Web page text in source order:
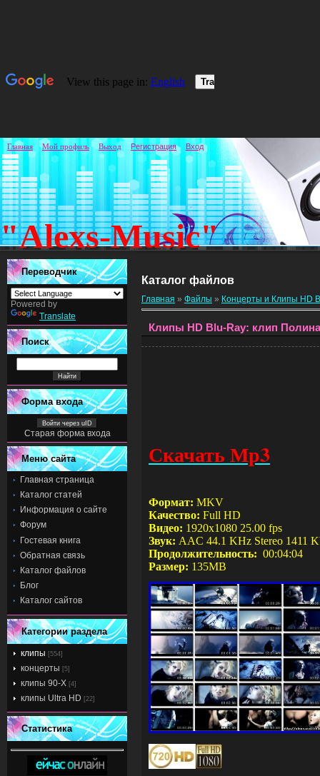
"Alexs-Music"
Главная Мой профиль Выход Регистрация Вход
Переводчик
Powered by
Translate
Поиск
Форма входа
Войти через uID
Старая форма входа
Меню сайта
Главная страница
Каталог статей
Информация о сайте
Форум
Гостевая книга
Обратная связь
Каталог файлов
Блог
Каталог сайтов
Категории раздела
клипы [554]
концерты [5]
клипы 90-Х [4]
клипы Ultra HD [22]
Статистика
Каталог файлов
Главная » Файлы » Концерты и Клипы HD
Клипы HD Blu-Ray: клип Полина
Скачать Мр3
Формат: MKV
Качество: Full HD
Видео: 1920x1080 25.00 fps
Звук: AAC 44.1 KHz Stereo 1411
Продолжительность: 00:04:04
Размер: 135MB